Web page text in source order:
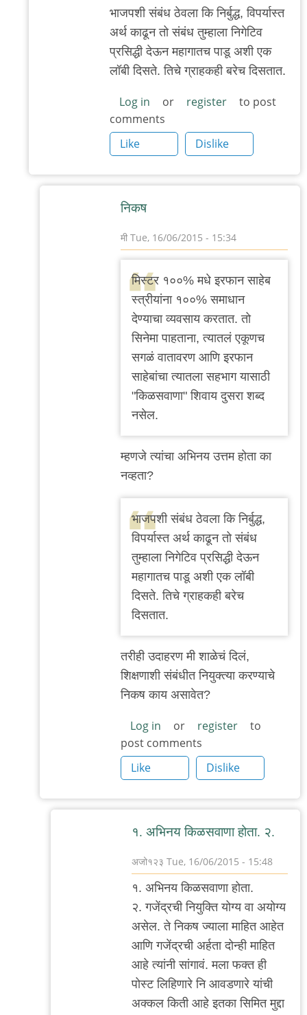
भाजपशी संबंध ठेवला कि निर्बुद्ध, विपर्यास्त
अर्थ काढून तो संबंध तुम्हाला निगेटिव
प्रसिद्धी देऊन महागातच पाडू अशी एक
लॉबी दिसते. तिचे ग्राहकही बरेच दिसतात.
Log in or register
to post
comments
Like
Dislike
निकष
मी Tue, 16/06/2015 - 15:34
In
reply
to
मिस्टर
१००%
मधे
इरफान
साहेब
by
मिस्टर १००% मधे इरफान साहेब
स्त्रीयांना १००% समाधान
देण्याचा व्यवसाय करतात. तो
सिनेमा पाहताना, त्यातलं एकूणच
सगळं वातावरण आणि इरफान
साहेबांचा त्यातला सहभाग यासाठी
"किळसवाणा" शिवाय दुसरा शब्द
नसेल.
म्हणजे त्यांचा अभिनय उत्तम होता का
नव्हता?
भाजपशी संबंध ठेवला कि निर्बुद्ध,
विपर्यास्त अर्थ काढून तो संबंध
तुम्हाला निगेटिव प्रसिद्धी देऊन
महागातच पाडू अशी एक लॉबी
दिसते. तिचे ग्राहकही बरेच
दिसतात.
तरीही उदाहरण मी शाळेचं दिलं,
शिक्षणाशी संबंधीत नियुक्त्या करण्याचे
निकष काय असावेत?
Log in or register
to
post comments
Like
Dislike
१. अभिनय किळसवाणा होता. २.
अजो१२३ Tue, 16/06/2015 - 15:48
reply
निकष
by
मी
१. अभिनय किळसवाणा होता.
२. गजेंद्रची नियुक्ति योग्य वा अयोग्य
असेल. ते निकष ज्याला माहित आहेत
आणि गजेंद्रची अर्हता दोन्ही माहित
आहे त्यांनी सांगावं. मला फक्त ही
पोस्ट लिहिणारे नि आवडणारे यांची
अक्कल किती आहे इतका सिमित मुद्दा